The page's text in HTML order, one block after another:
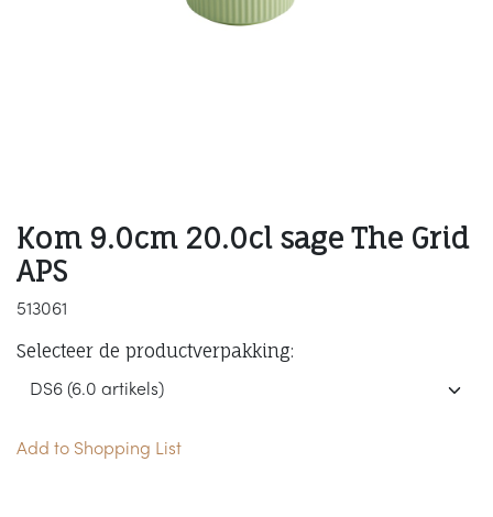
Kom 9.0cm 20.0cl sage The Grid
APS
513061
Selecteer de productverpakking:
Add to Shopping List